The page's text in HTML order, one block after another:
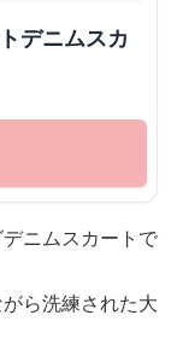
デニムスカ
ニムスカートで
ら洗練された大